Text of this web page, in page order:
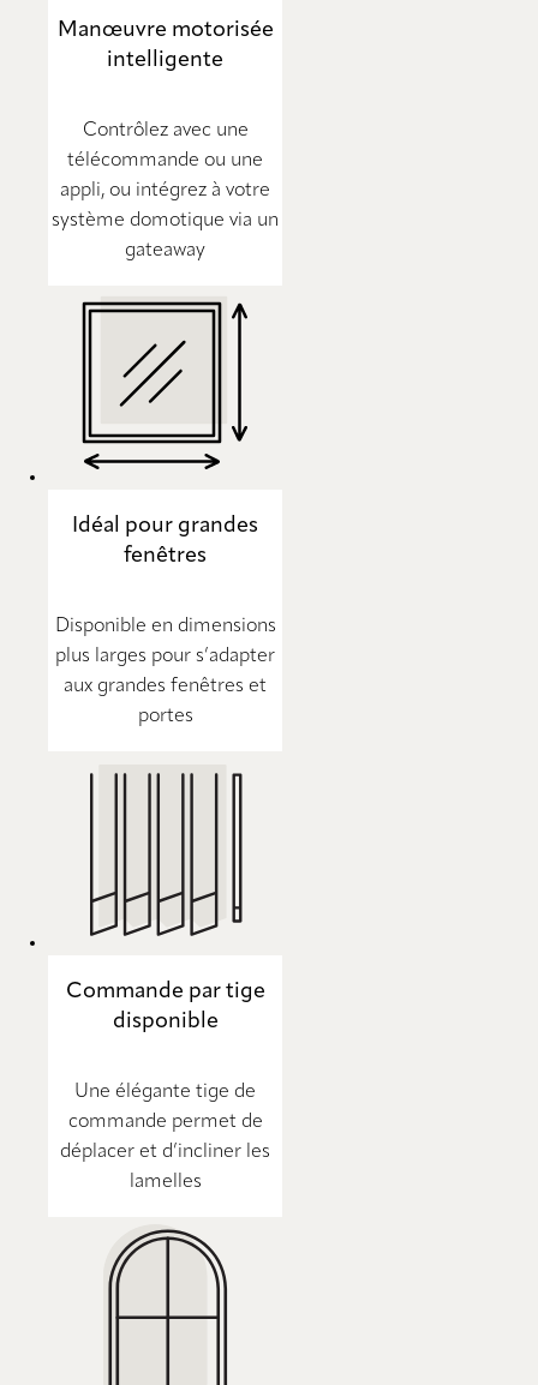
Manœuvre motorisée
intelligente
Contrôlez avec une
télécommande ou une
appli, ou intégrez à votre
système domotique via un
gateaway
Idéal pour grandes
fenêtres
Disponible en dimensions
plus larges pour s’adapter
aux grandes fenêtres et
portes
Commande par tige
disponible
Une élégante tige de
commande permet de
déplacer et d’incliner les
lamelles